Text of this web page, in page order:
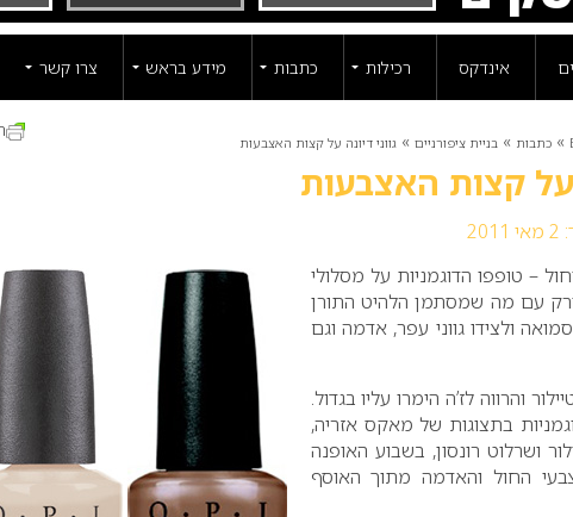
אינדקס רכילות כתבות מידע בראש צרו קשר
» כתבות » בניית ציפורניים » גווני דיונה על קצות האצבעות
על קצות האצבעות
– טופפו הדוגמניות על מסלולי
עם מה שמסתמן הלהיט התורן
חול סמואה ולצידו גווני עפר, אדמה וגם
והרווה לז’ה הימרו עליו בגדול.
בתצוגות של מאקס אזריה,
ושרלוט רונסון, בשבוע האופנה
החול והאדמה מתוך האוסף